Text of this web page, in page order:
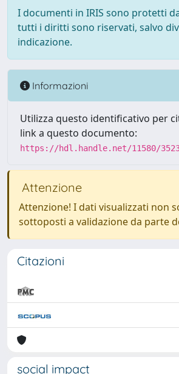
I documenti in IRIS sono protetti
tutti i diritti sono riservati, salvo
indicazione.
Informazioni
Utilizza questo identificativo per
link a questo documento:
https://hdl.handle.net/11580/
Attenzione
Attenzione! I dati visualizzati non
sottoposti a validazione da parte
Citazioni
social impact